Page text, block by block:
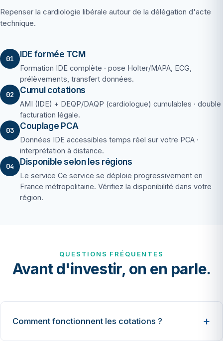
Repenser la cardiologie libérale autour de la délégation d'acte
technique.
01 IDE formée TCM
Formation IDE complète · pose Holter/MAPA, ECG,
prélèvements, transfert données.
02 Cumul cotations
AMI (IDE) + DEQP/DAQP (cardiologue) cumulables · double
facturation légale.
03 Couplage PCA
Données IDE accessibles temps réel sur votre PCA ·
interprétation à distance.
04 Disponible selon les régions
Le service Ce service se déploie progressivement en
France métropolitaine. Vérifiez la disponibilité dans votre
région.
QUESTIONS FRÉQUENTES
Avant d'investir, on en parle.
Comment fonctionnent les cotations ?